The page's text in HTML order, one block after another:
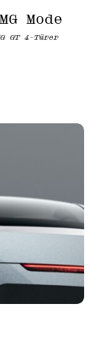
Mode
GT 4-Türer